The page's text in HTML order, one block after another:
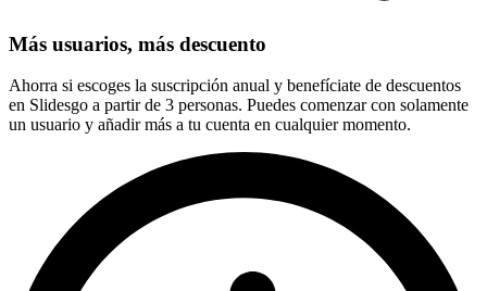
Más usuarios, más descuento
Ahorra si escoges la suscripción anual y benefíciate de descuentos
en Slidesgo a partir de 3 personas. Puedes comenzar con solamente
un usuario y añadir más a tu cuenta en cualquier momento.